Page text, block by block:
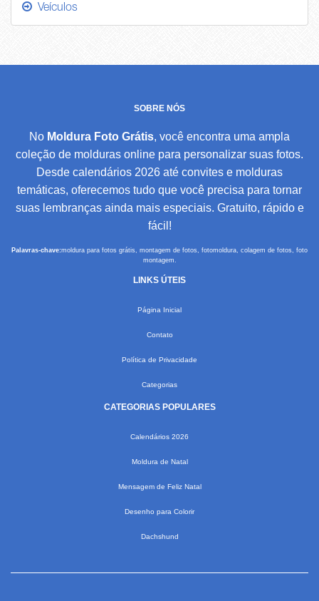
Veículos
SOBRE NÓS
No Moldura Foto Grátis, você encontra uma ampla
coleção de molduras online para personalizar suas fotos.
Desde calendários 2026 até convites e molduras
temáticas, oferecemos tudo que você precisa para tornar
suas lembranças ainda mais especiais. Gratuito, rápido e
fácil!
Palavras-chave:moldura para fotos grátis, montagem de fotos, fotomoldura, colagem de fotos, foto
montagem.
LINKS ÚTEIS
Página Inicial
Contato
Política de Privacidade
Categorias
CATEGORIAS POPULARES
Calendários 2026
Moldura de Natal
Mensagem de Feliz Natal
Desenho para Colorir
Dachshund